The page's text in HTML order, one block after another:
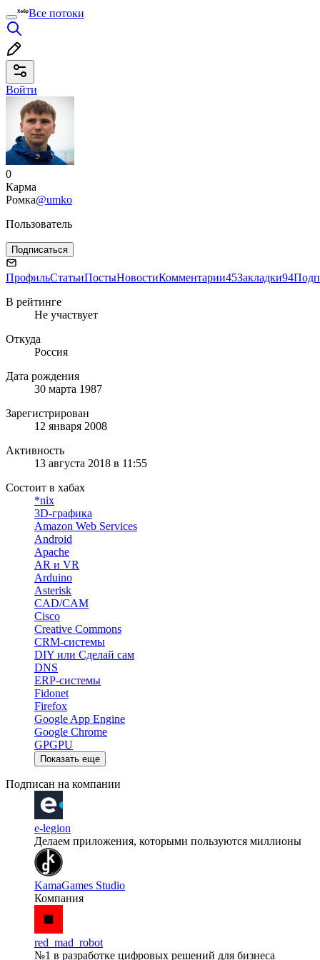
Все потоки
Войти
0
Карма
Ромка@umko
Пользователь
Подписаться
ПрофильСтатьиПостыНовостиКомментарии45Закладки94
В рейтинге
Не участвует
Откуда
Россия
Дата рождения
30 марта 1987
Зарегистрирован
12 января 2008
Активность
13 августа 2018 в 11:55
Состоит в хабах
*nix
3D-графика
Amazon Web Services
Android
Apache
AR и VR
Arduino
Asterisk
CAD/CAM
Cisco
Creative Commons
CRM-системы
DIY или Сделай сам
DNS
ERP-системы
Fidonet
Firefox
Google App Engine
Google Chrome
GPGPU
Показать еще
Подписан на компании
e-legion
Делаем приложения, которыми пользуются миллионы
KamaGames Studio
Компания
red_mad_robot
№1 в разработке цифровых решений для бизнеса